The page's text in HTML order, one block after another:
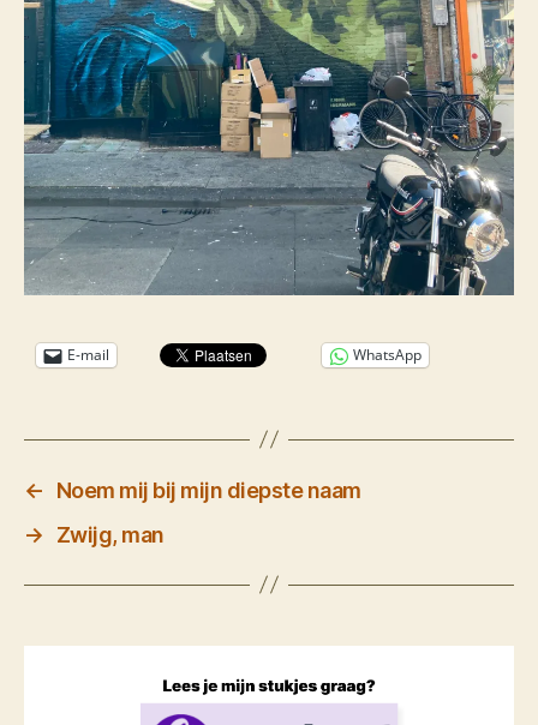
E-mail WhatsApp
←
Noem mij bij mijn diepste naam
→
Zwijg, man